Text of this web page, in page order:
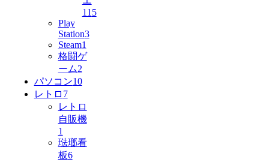
11 5
Play
Station3
Steam1
格闘ゲ
ーム2
パソコン10
レトロ 7
レトロ
自販機
1
琺瑯看
板6